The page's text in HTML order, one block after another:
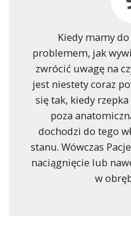
Kiedy mamy
problemem, jak
zwrócić uwagę na
jest niestety coraz
się tak, kiedy
poza
dochodzi do tego
stanu. Wówczas
naciągnięcie lub
w